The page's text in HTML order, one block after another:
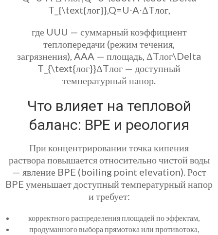
T_{\text{лог}},Q=U⋅A⋅ΔTлог​,
где UUU — суммарный коэффициент
теплопередачи (режим течения,
загрязнения), AAA — площадь, ΔTлог\Delta
T_{\text{лог}}ΔTлог​ — доступный
температурный напор.
Что влияет на тепловой
баланс: BPE и реология
При концентрировании точка кипения
раствора повышается относительно чистой воды
— явление BPE (boiling point elevation). Рост
BPE уменьшает доступный температурный напор
и требует:
корректного распределения площадей по эффектам,
продуманного выбора прямотока или противотока,